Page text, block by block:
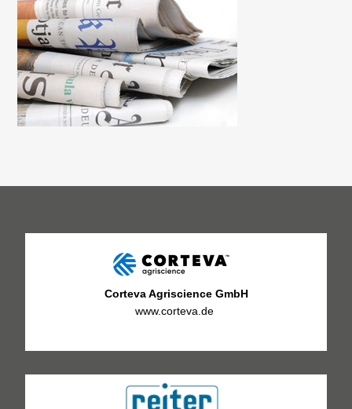
Corteva Agriscience GmbH
www.corteva.de